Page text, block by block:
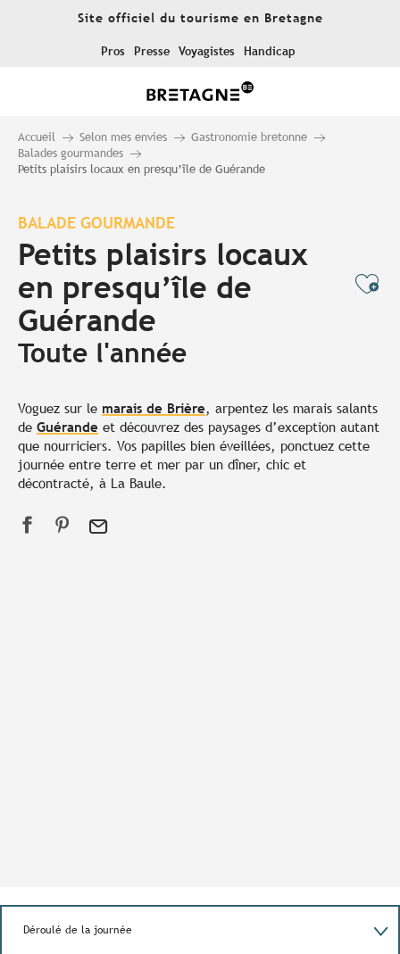
Site officiel du tourisme en Bretagne
Pros Presse Voyagistes Handicap
Accueil Selon mes envies
Gastronomie bretonne
Balades gourmandes
Petits plaisirs locaux en presqu’île de Guérande
BALADE GOURMANDE
Petits plaisirs locaux
en presqu’île de
Guérande
Toute l'année
Voguez sur le marais de Brière, arpentez les marais salants
de Guérande et découvrez des paysages d’exception autant
que nourriciers. Vos papilles bien éveillées, ponctuez cette
journée entre terre et mer par un dîner, chic et
décontracté, à La Baule.
Déroulé de la journée